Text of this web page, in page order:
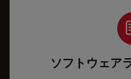
ソフトウェア